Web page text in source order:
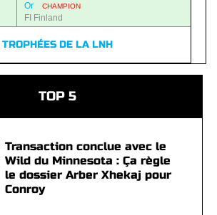
Or CHAMPION
FI Finland
TROPHÉES DE LA LNH
TOP 5
Transaction conclue avec le
Wild du Minnesota : Ça règle
le dossier Arber Xhekaj pour
Conroy